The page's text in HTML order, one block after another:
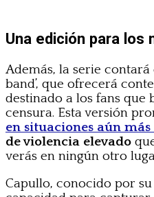
Una edición para los
Además, la serie
band’, que ofrecerá
destinado a los fans que
censura. Esta versión
en situaciones aún
de violencia elevado
verás en ningún otro
Capullo, conocido por